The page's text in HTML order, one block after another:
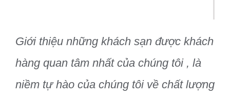
Giới thiệu những khách sạn được khách
hàng quan tâm nhất của chúng tôi , là
niềm tự hào của chúng tôi về chất lượng